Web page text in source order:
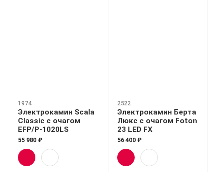
1974
Электрокамин Scala
Classic с очагом
EFP/P-1020LS
55 980 ₽
2522
Электрокамин Берта
Люкс с очагом Foton
23 LED FX
56 400 ₽